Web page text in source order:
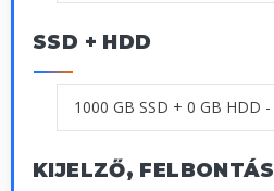
SSD + HDD
KIJELZŐ, FELBONTÁS